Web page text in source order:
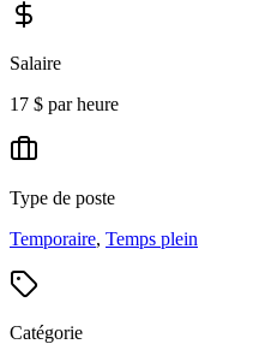
Salaire
17 $ par heure
Type de poste
Temporaire, Temps plein
Catégorie